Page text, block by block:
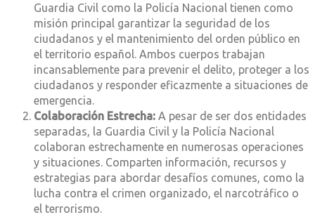
Guardia Civil como la Policía Nacional tienen como
misión principal garantizar la seguridad de los
ciudadanos y el mantenimiento del orden público en
el territorio español. Ambos cuerpos trabajan
incansablemente para prevenir el delito, proteger a los
ciudadanos y responder eficazmente a situaciones de
emergencia.
Colaboración Estrecha: A pesar de ser dos entidades
separadas, la Guardia Civil y la Policía Nacional
colaboran estrechamente en numerosas operaciones
y situaciones. Comparten información, recursos y
estrategias para abordar desafíos comunes, como la
lucha contra el crimen organizado, el narcotráfico o
el terrorismo.